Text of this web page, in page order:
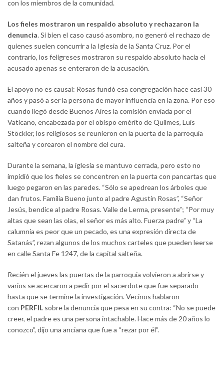
con los miembros de la comunidad.
Los fieles mostraron un respaldo absoluto y rechazaron la
denuncia. Si bien el caso causó asombro, no generó el rechazo de
quienes suelen concurrir a la Iglesia de la Santa Cruz. Por el
contrario, los feligreses mostraron su respaldo absoluto hacia el
acusado apenas se enteraron de la acusación.
El apoyo no es causal: Rosas fundó esa congregación hace casi 30
años y pasó a ser la persona de mayor influencia en la zona. Por eso
cuando llegó desde Buenos Aires la comisión enviada por el
Vaticano, encabezada por el obispo emérito de Quilmes, Luis
Stöckler, los religiosos se reunieron en la puerta de la parroquia
salteña y corearon el nombre del cura.
Durante la semana, la iglesia se mantuvo cerrada, pero esto no
impidió que los fieles se concentren en la puerta con pancartas que
luego pegaron en las paredes. “Sólo se apedrean los árboles que
dan frutos. Familia Bueno junto al padre Agustín Rosas”, “Señor
Jesús, bendice al padre Rosas. Valle de Lerma, presente”; “Por muy
altas que sean las olas, el señor es más alto. Fuerza padre” y “La
calumnia es peor que un pecado, es una expresión directa de
Satanás”, rezan algunos de los muchos carteles que pueden leerse
en calle Santa Fe 1247, de la capital salteña.
Recién el jueves las puertas de la parroquia volvieron a abrirse y
varios se acercaron a pedir por el sacerdote que fue separado
hasta que se termine la investigación. Vecinos hablaron
con PERFIL sobre la denuncia que pesa en su contra: “No se puede
creer, el padre es una persona intachable. Hace más de 20 años lo
conozco”, dijo una anciana que fue a “rezar por él”.